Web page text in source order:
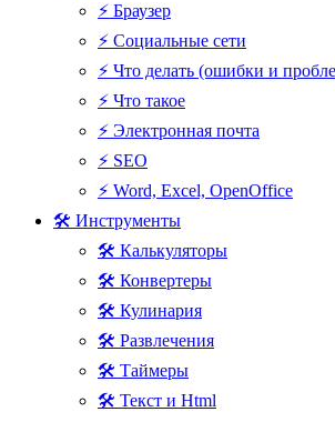
⚡ Браузер
⚡ Социальные сети
⚡ Что делать (ошибки и
⚡ Что такое
⚡ Электронная почта
⚡ SEO
⚡ Word, Excel, OpenOffice
🛠 Инструменты
🛠 Калькуляторы
🛠 Конвертеры
🛠 Кулинария
🛠 Развлечения
🛠 Таймеры
🛠 Текст и Html